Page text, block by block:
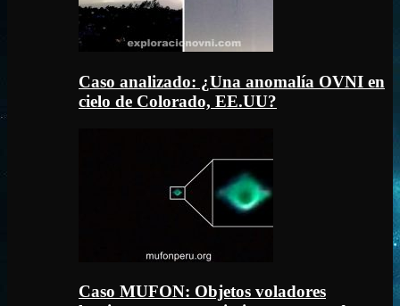
Caso analizado: ¿Una anomalía OVNI en
cielo de Colorado, EE.UU?
Caso MUFON: Objetos voladores